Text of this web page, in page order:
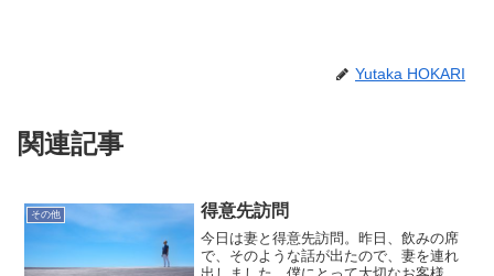
Yutaka HOKARI
関連記事
その他 得意先訪問
今日は妻と得意先訪問。昨日、飲みの席
で、そのような話が出たので、妻を連れ